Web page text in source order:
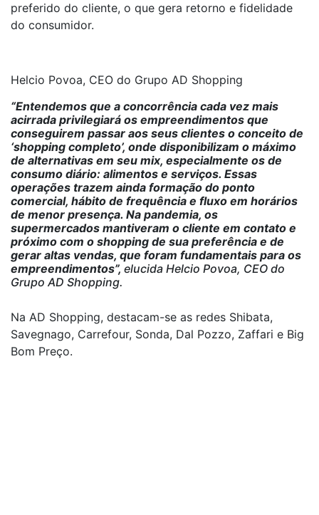
preferido do cliente, o que gera retorno e fidelidade
do consumidor.
Helcio Povoa, CEO do Grupo AD Shopping
“Entendemos que a concorrência cada vez mais
acirrada privilegiará os empreendimentos que
conseguirem passar aos seus clientes o conceito de
‘shopping completo’, onde disponibilizam o máximo
de alternativas em seu mix, especialmente os de
consumo diário: alimentos e serviços. Essas
operações trazem ainda formação do ponto
comercial, hábito de frequência e fluxo em horários
de menor presença. Na pandemia, os
supermercados mantiveram o cliente em contato e
próximo com o shopping de sua preferência e de
gerar altas vendas, que foram fundamentais para os
empreendimentos”, elucida Helcio Povoa, CEO do
Grupo AD Shopping.
Na AD Shopping, destacam-se as redes Shibata,
Savegnago, Carrefour, Sonda, Dal Pozzo, Zaffari e Big
Bom Preço.